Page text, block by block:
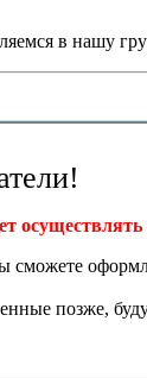
в нашу
позже,